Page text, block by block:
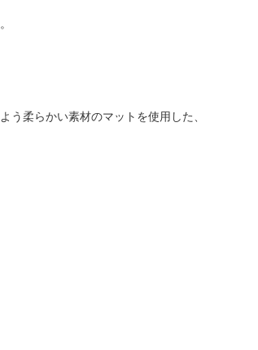
う柔らかい素材のマットを使用した、